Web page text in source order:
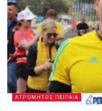
ΑΤΡΟΜΗΤΟΣ ΠΕΙΡΑΙΑ